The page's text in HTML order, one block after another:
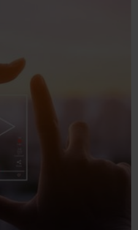
steeds meer
dan Google